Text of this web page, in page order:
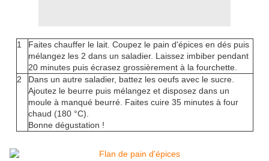
1
Faites chauffer le lait. Coupez le pain d'épices en dés puis
mélangez les 2 dans un saladier. Laissez imbiber pendant
20 minutes puis écrasez grossièrement à la fourchette.
2
Dans un autre saladier, battez les oeufs avec le sucre.
Ajoutez le beurre puis mélangez et disposez dans un
moule à manqué beurré. Faites cuire 35 minutes à four
chaud (180 °C).
Bonne dégustation !